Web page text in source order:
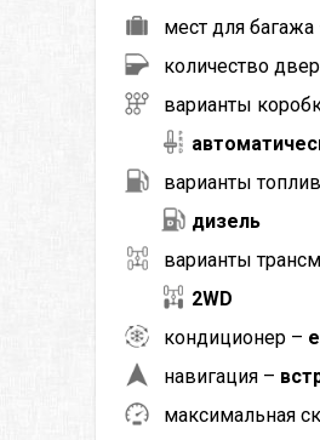
мест для багажа
количество
варианты
варианты
дизель
варианты
2WD
кондиционер –
навигация –
максимальная